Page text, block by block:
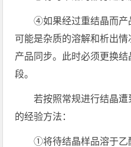
④如果经过重结晶而产
可能是杂质的溶解和析出
产品同步。此时必须更换
段。
若按照常规进行结晶
的经验方法：
①将待结晶样品溶于乙